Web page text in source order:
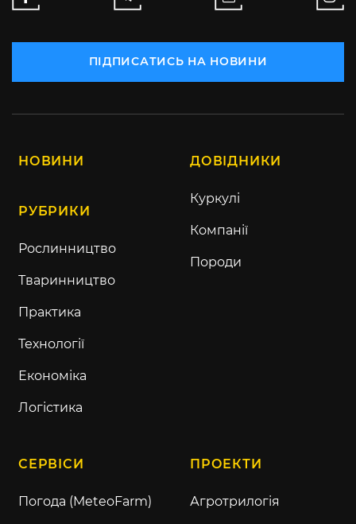
ПІДПИСАТИСЬ НА НОВИНИ
НОВИНИ
РУБРИКИ
Рослинництво
Тваринництво
Практика
Технології
Економіка
Логістика
ДОВІДНИКИ
Куркулі
Компанії
Породи
СЕРВІСИ
Погода (MeteoFarm)
ПРОЕКТИ
Агротрилогія